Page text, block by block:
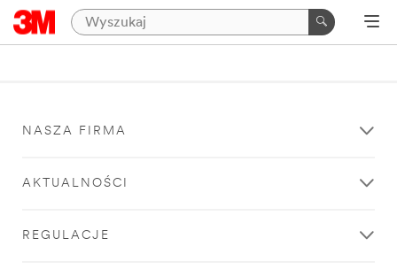
NASZA FIRMA
AKTUALNOŚCI
REGULACJE